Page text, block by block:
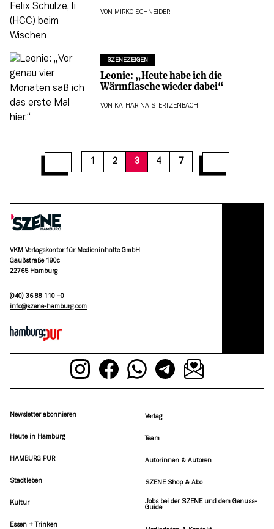
VON MIRKO SCHNEIDER
SZENEZEIGEN
Leonie: „Heute habe ich die
Wärmflasche wieder dabei“
VON KATHARINA STERTZENBACH
1 2 3 4 7
VKM Verlagskontor für Medieninhalte GmbH
Gaußstraße 190c
22765 Hamburg
(040) 36 88 110 –0
moc.grubmah-enezs@ofni
Newsletter abonnieren
Heute in Hamburg
HAMBURG PUR
Stadtleben
Kultur
Essen + Trinken
Verlag
Team
Autorinnen & Autoren
SZENE Shop & Abo
Jobs bei der SZENE und dem Genuss-
Guide